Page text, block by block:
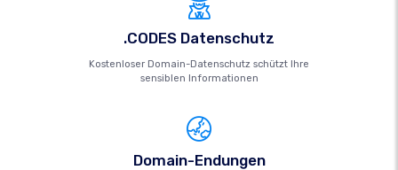
.CODES Datenschutz
Kostenloser Domain-Datenschutz schützt Ihre
sensiblen Informationen
Domain-Endungen